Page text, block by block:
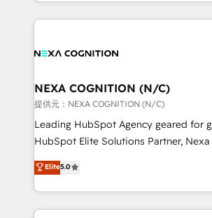
the whole HubSpot platform,
all businesses, from start-up to
the world. Our human approach to digital
transformation is designed for
to grow. And we're passionate about
businesses leading the world in
record migrating businesses from
Platforms such as Salesforce,
NEXA COGNITION (N/C)
提供元：NEXA COGNITION (N/C)
Leading HubSpot Agency geared for
HubSpot Elite Solutions Partner,
ranks in the top 1% of global HubSpot
has been one of the longest-standing
2012. We empower businesses to
potential of HubSpot by combining
Elite5.0